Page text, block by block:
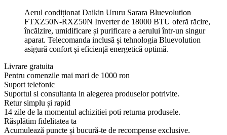
Aerul condiționat Daikin Ururu Sarara Bluevolution
FTXZ50N-RXZ50N Inverter de 18000 BTU oferă răcire,
încălzire, umidificare și purificare a aerului într-un singur
aparat. Telecomanda inclusă și tehnologia Bluevolution
asigură confort și eficiență energetică optimă.
Livrare gratuita
Pentru comenzile mai mari de 1000 ron
Suport telefonic
Suportul si consultanta in alegerea produselor potrivite.
Retur simplu și rapid
14 zile de la momentul achizitiei poti returna produsele.
Răsplătim fidelitatea ta
Acumulează puncte și bucură-te de recompense exclusive.